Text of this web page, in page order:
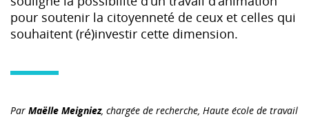
pour soutenir la citoyenneté de ceux et celles qui
souhaitent (ré)investir cette dimension.
Par Maëlle Meigniez, chargée de recherche, Haute école de travail